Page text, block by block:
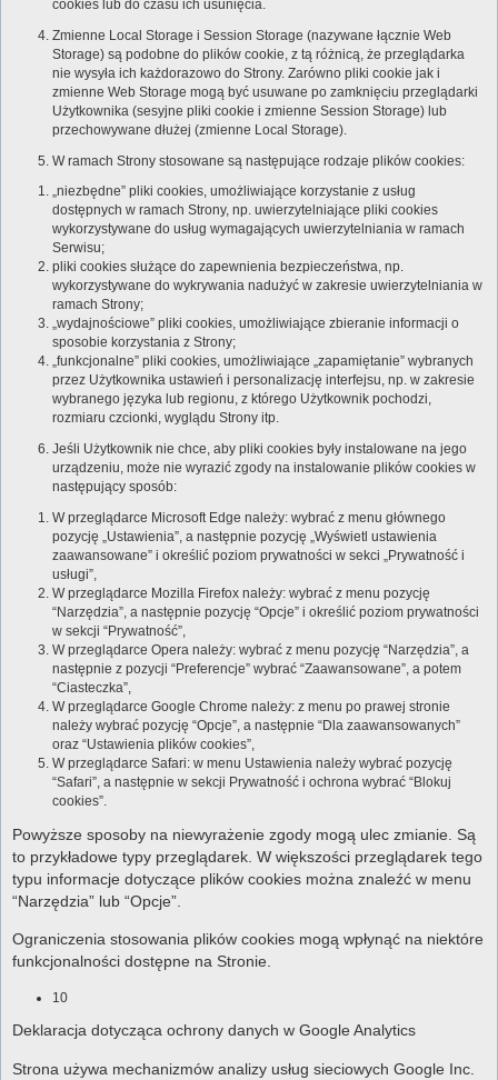
cookies lub do czasu ich usunięcia.
Zmienne Local Storage i Session Storage (nazywane łącznie Web
Storage) są podobne do plików cookie, z tą różnicą, że przeglądarka
nie wysyła ich każdorazowo do Strony. Zarówno pliki cookie jak i
zmienne Web Storage mogą być usuwane po zamknięciu przeglądarki
Użytkownika (sesyjne pliki cookie i zmienne Session Storage) lub
przechowywane dłużej (zmienne Local Storage).
W ramach Strony stosowane są następujące rodzaje plików cookies:
„niezbędne” pliki cookies, umożliwiające korzystanie z usług
dostępnych w ramach Strony, np. uwierzytelniające pliki cookies
wykorzystywane do usług wymagających uwierzytelniania w ramach
Serwisu;
pliki cookies służące do zapewnienia bezpieczeństwa, np.
wykorzystywane do wykrywania nadużyć w zakresie uwierzytelniania w
ramach Strony;
„wydajnościowe” pliki cookies, umożliwiające zbieranie informacji o
sposobie korzystania z Strony;
„funkcjonalne” pliki cookies, umożliwiające „zapamiętanie” wybranych
przez Użytkownika ustawień i personalizację interfejsu, np. w zakresie
wybranego języka lub regionu, z którego Użytkownik pochodzi,
rozmiaru czcionki, wyglądu Strony itp.
Jeśli Użytkownik nie chce, aby pliki cookies były instalowane na jego
urządzeniu, może nie wyrazić zgody na instalowanie plików cookies w
następujący sposób:
W przeglądarce Microsoft Edge należy: wybrać z menu głównego
pozycję „Ustawienia”, a następnie pozycję „Wyświetl ustawienia
zaawansowane” i określić poziom prywatności w sekci „Prywatność i
usługi”,
W przeglądarce Mozilla Firefox należy: wybrać z menu pozycję
“Narzędzia”, a następnie pozycję “Opcje” i określić poziom prywatności
w sekcji “Prywatność”,
W przeglądarce Opera należy: wybrać z menu pozycję “Narzędzia”, a
następnie z pozycji “Preferencje” wybrać “Zaawansowane”, a potem
“Ciasteczka”,
W przeglądarce Google Chrome należy: z menu po prawej stronie
należy wybrać pozycję “Opcje”, a następnie “Dla zaawansowanych”
oraz “Ustawienia plików cookies”,
W przeglądarce Safari: w menu Ustawienia należy wybrać pozycję
“Safari”, a następnie w sekcji Prywatność i ochrona wybrać “Blokuj
cookies”.
Powyższe sposoby na niewyrażenie zgody mogą ulec zmianie. Są
to przykładowe typy przeglądarek. W większości przeglądarek tego
typu informacje dotyczące plików cookies można znaleźć w menu
“Narzędzia” lub “Opcje”.
Ograniczenia stosowania plików cookies mogą wpłynąć na niektóre
funkcjonalności dostępne na Stronie.
10
Deklaracja dotycząca ochrony danych w Google Analytics
Strona używa mechanizmów analizy usług sieciowych Google Inc.